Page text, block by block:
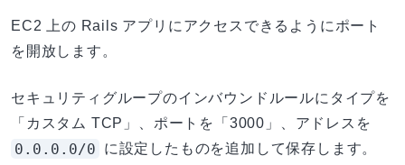
EC2 上の Rails アプリにアクセスできるようにポート
を開放します。
セキュリティグループのインバウンドルールにタイプを
「カスタム TCP」、ポートを「3000」、アドレスを
0.0.0.0/0 に設定したものを追加して保存します。